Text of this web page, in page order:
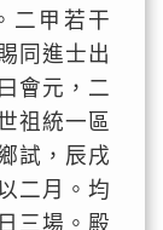
二甲若干
同進士出
會元，二
祖統一區
試，辰戌
二月。均
三場。殿